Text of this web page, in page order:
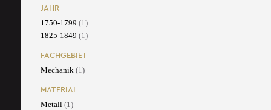
JAHR
1750-1799 (1)
1825-1849 (1)
FACHGEBIET
Mechanik (1)
MATERIAL
Metall (1)